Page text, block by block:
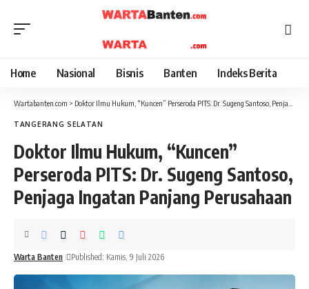
Home Nasional Bisnis Banten Indeks Berita
Wartabanten.com > Doktor Ilmu Hukum, “Kuncen” Perseroda PITS: Dr. Sugeng Santoso, Penjaga Ingatan Panjang Perusahaan
TANGERANG SELATAN
Doktor Ilmu Hukum, “Kuncen”
Perseroda PITS: Dr. Sugeng Santoso,
Penjaga Ingatan Panjang Perusahaan
Warta Banten Published: Kamis, 9 Juli 2026